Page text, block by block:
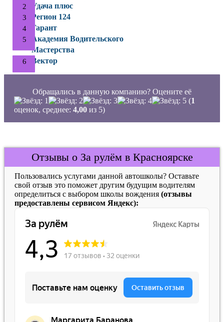
Удача плюс
Регион 124
Гарант
Академия Водительского
Мастерства
Вектор
Обращались в данную компанию? Оцените её
(1
оценок, среднее: 4,00 из 5)
Отзывы о За рулём в Красноярске
Пользовались услугами данной автошколы? Оставьте
свой отзыв это поможет другим будущим водителям
определиться с выбором школы вождения (отзывы
предоставлены сервисом Яндекс):